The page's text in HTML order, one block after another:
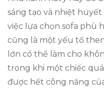
sáng tạo và nhiệt
việc lựa chọn sofa phù
cũng là một yếu tố
lớn có thể làm cho
trong khi một chiếc
được hết công năng